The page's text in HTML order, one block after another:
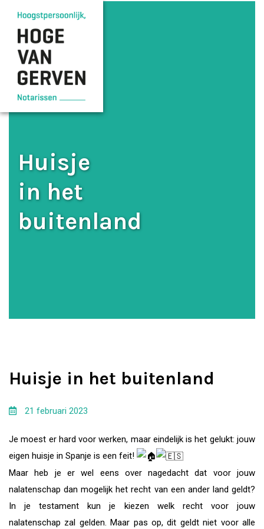
Huisje
in het
buitenland
Huisje in het buitenland
21 februari 2023
Je moest er hard voor werken, maar eindelijk is het gelukt: jouw
eigen huisje in Spanje is een feit!
Maar heb je er wel eens over nagedacht dat voor jouw
nalatenschap dan mogelijk het recht van een ander land geldt?
In je testament kun je kiezen welk recht voor jouw
nalatenschap zal gelden. Maar pas op, dit geldt niet voor alle